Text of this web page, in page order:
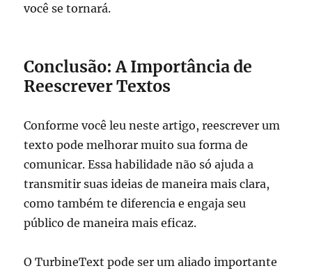
você se tornará.
Conclusão: A Importância de
Reescrever Textos
Conforme você leu neste artigo, reescrever um
texto pode melhorar muito sua forma de
comunicar. Essa habilidade não só ajuda a
transmitir suas ideias de maneira mais clara,
como também te diferencia e engaja seu
público de maneira mais eficaz.
O TurbineText pode ser um aliado importante